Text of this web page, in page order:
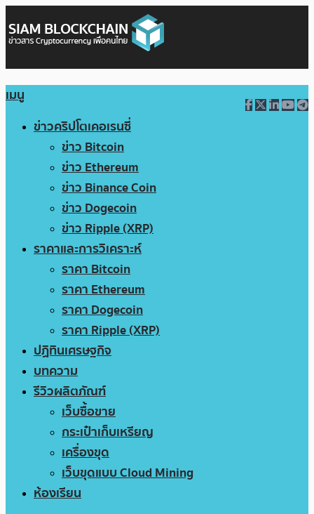
เมนู
ข่าวคริปโตเคอเรนซี่
ข่าว Bitcoin
ข่าว Ethereum
ข่าว Binance Coin
ข่าว Dogecoin
ข่าว Ripple (XRP)
ราคาและการวิเคราะห์
ราคา Bitcoin
ราคา Ethereum
ราคา Dogecoin
ราคา Ripple (XRP)
ปฏิทินเศรษฐกิจ
บทความ
รีวิวผลิตภัณฑ์
เว็บซื้อขาย
กระเป๋าเก็บเหรียญ
เครื่องขุด
เว็บขุดแบบ Cloud Mining
ห้องเรียน